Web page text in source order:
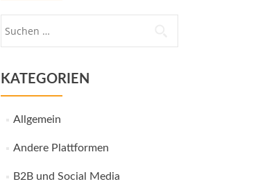
KATEGORIEN
Allgemein
Andere Plattformen
B2B und Social Media